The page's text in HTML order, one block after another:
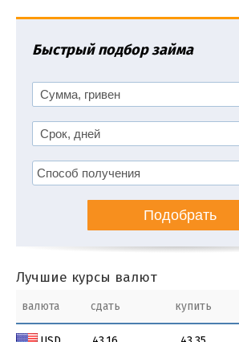
Быстрый подбор займа
Подобрать
Лучшие курсы валют
валюта сдать купить